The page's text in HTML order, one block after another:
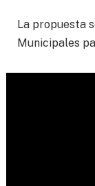
La propuesta
Municipales